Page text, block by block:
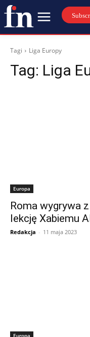
Tagi Liga Europy
Tag: Liga
Europa
Roma wygrywa
lekcję Xabiemu
Redakcja - 11 maja 2023